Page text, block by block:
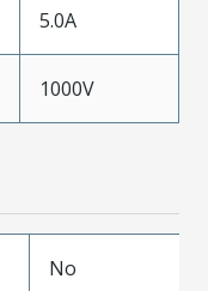
5.0A
1000V
No